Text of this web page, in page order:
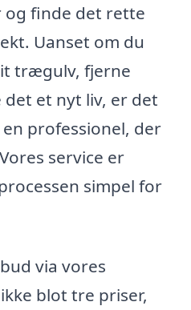
og finde det rette
Uanset om du
trægulv, fjerne
et nyt liv, er det
professionel, der
service er
simpel for
via vores
blot tre priser,